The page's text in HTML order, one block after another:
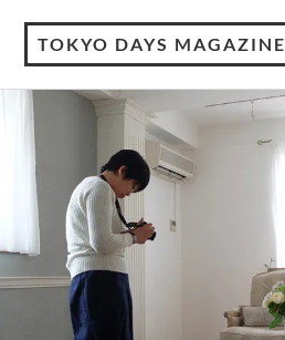
TOKYO DAYS MAGAZINE